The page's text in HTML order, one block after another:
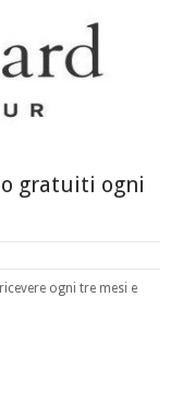
gratuiti ogni
ogni tre mesi e